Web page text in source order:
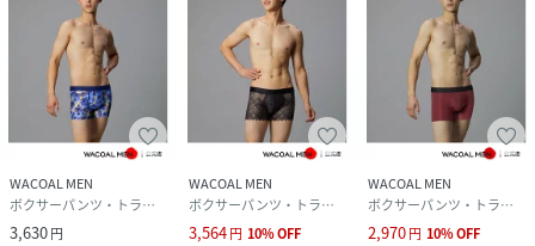
WACOAL MEN
ボクサーパンツ・トランクス
3,630円
WACOAL MEN
ボクサーパンツ・トランクス
3,564円 10%OFF
WACOAL MEN
ボクサーパンツ・トランクス
2,970円 10%OFF